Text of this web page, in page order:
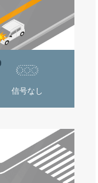
信号なし